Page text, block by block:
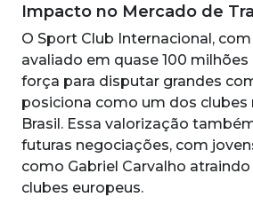
Impacto no Mercado de
O Sport Club Internacional,
avaliado em quase 100
força para disputar grandes
posiciona como um dos clubes
Brasil. Essa valorização
futuras negociações, com
como Gabriel Carvalho
clubes europeus.